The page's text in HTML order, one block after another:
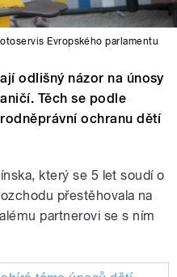
Evropského parlamentu
odlišný názor na únosy
Těch se podle
ochranu dětí
který se 5 let soudí o
přestěhovala na
partnerovi se s ním